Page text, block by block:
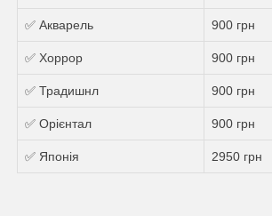
✅ Акварель 900 грн
✅ Хоррор 900 грн
✅ Традишнл 900 грн
✅ Орієнтал 900 грн
✅ Японія 2950 грн